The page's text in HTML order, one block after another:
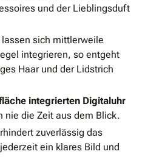
und der Lieblingsduft
lassen sich mittlerweile
integrieren, so entgeht
Haar und der Lidstrich
integrierten Digitaluhr
nie die Zeit aus dem Blick.
zuverlässig das
ein klares Bild und